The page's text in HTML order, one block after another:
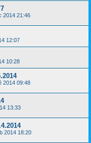
2014 21:46
12:07
10:28
2014 09:48
13:33
2014 18:20